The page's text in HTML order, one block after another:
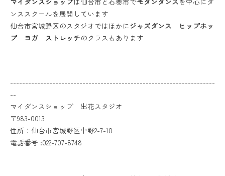
ンススクールを展開しています
仙台市宮城野区のスタジオではほかに ジャズダンス ヒップホッ
プ ヨガ ストレッチのクラスもあります
--------------------------------------------------------------------
--
マイダンスショップ 出花スタジオ
〒983-0013
住所：仙台市宮城野区中野2-7-10
電話番号 :022-707-8748